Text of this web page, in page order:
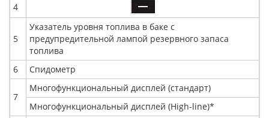
4
5
Указатель уровня топлива в баке с
предупредительной лампой резервного запаса
топлива
6
Спидометр
7
Многофункциональный дисплей (стандарт)
Многофункциональный дисплей (High-line)*